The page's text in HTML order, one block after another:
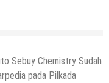
Sebuy Chemistry Sudah
pada Pilkada